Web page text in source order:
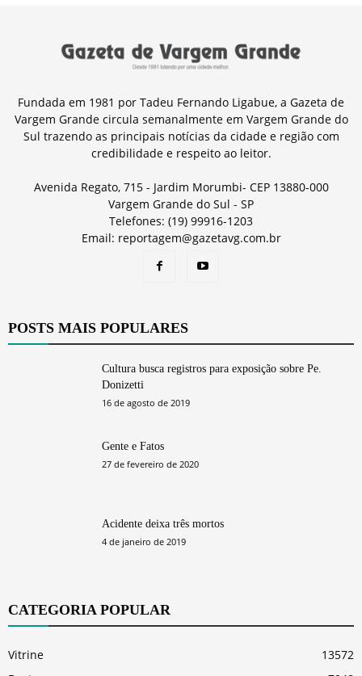
Fundada em 1981 por Tadeu Fernando Ligabue, a Gazeta de
Vargem Grande circula semanalmente em Vargem Grande do
Sul trazendo as principais notícias da cidade e região com
credibilidade e respeito ao leitor.
Avenida Regato, 715 - Jardim Morumbi- CEP 13880-000
Vargem Grande do Sul - SP
Telefones: (19) 99916-1203
Email: reportagem@gazetavg.com.br
POSTS MAIS POPULARES
Cultura busca registros para exposição sobre Pe.
Donizetti
16 de agosto de 2019
Gente e Fatos
27 de fevereiro de 2020
Acidente deixa três mortos
4 de janeiro de 2019
CATEGORIA POPULAR
Vitrine
13572